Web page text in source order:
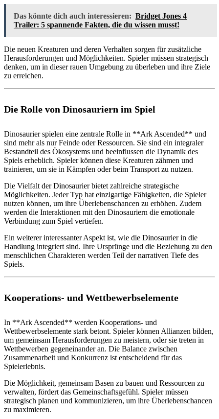
Das könnte dich auch interessieren: Bridget Jones 4
Trailer: 5 spannende Fakten, die du wissen musst!
Die neuen Kreaturen und deren Verhalten sorgen für zusätzliche
Herausforderungen und Möglichkeiten. Spieler müssen strategisch
denken, um in dieser rauen Umgebung zu überleben und ihre Ziele
zu erreichen.
Die Rolle von Dinosauriern im Spiel
Dinosaurier spielen eine zentrale Rolle in **Ark Ascended** und
sind mehr als nur Feinde oder Ressourcen. Sie sind ein integraler
Bestandteil des Ökosystems und beeinflussen die Dynamik des
Spiels erheblich. Spieler können diese Kreaturen zähmen und
trainieren, um sie in Kämpfen oder beim Transport zu nutzen.
Die Vielfalt der Dinosaurier bietet zahlreiche strategische
Möglichkeiten. Jeder Typ hat einzigartige Fähigkeiten, die Spieler
nutzen können, um ihre Überlebenschancen zu erhöhen. Zudem
werden die Interaktionen mit den Dinosauriern die emotionale
Verbindung zum Spiel vertiefen.
Ein weiterer interessanter Aspekt ist, wie die Dinosaurier in die
Handlung integriert sind. Ihre Ursprünge und die Beziehung zu den
menschlichen Charakteren werden Teil der narrativen Tiefe des
Spiels.
Kooperations- und Wettbewerbselemente
In **Ark Ascended** werden Kooperations- und
Wettbewerbselemente stark betont. Spieler können Allianzen bilden,
um gemeinsam Herausforderungen zu meistern, oder sie treten in
Wettbewerben gegeneinander an. Die Balance zwischen
Zusammenarbeit und Konkurrenz ist entscheidend für das
Spielerlebnis.
Die Möglichkeit, gemeinsam Basen zu bauen und Ressourcen zu
verwalten, fördert das Gemeinschaftsgefühl. Spieler müssen
strategisch planen und kommunizieren, um ihre Überlebenschancen
zu maximieren.